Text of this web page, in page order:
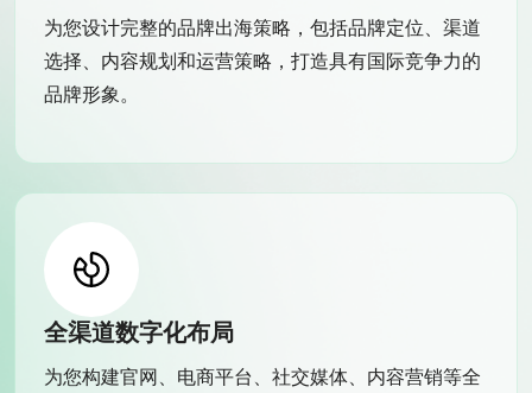
为您设计完整的品牌出海策略，包括品牌定位、渠道
选择、内容规划和运营策略，打造具有国际竞争力的
品牌形象。
全渠道数字化布局
为您构建官网、电商平台、社交媒体、内容营销等全